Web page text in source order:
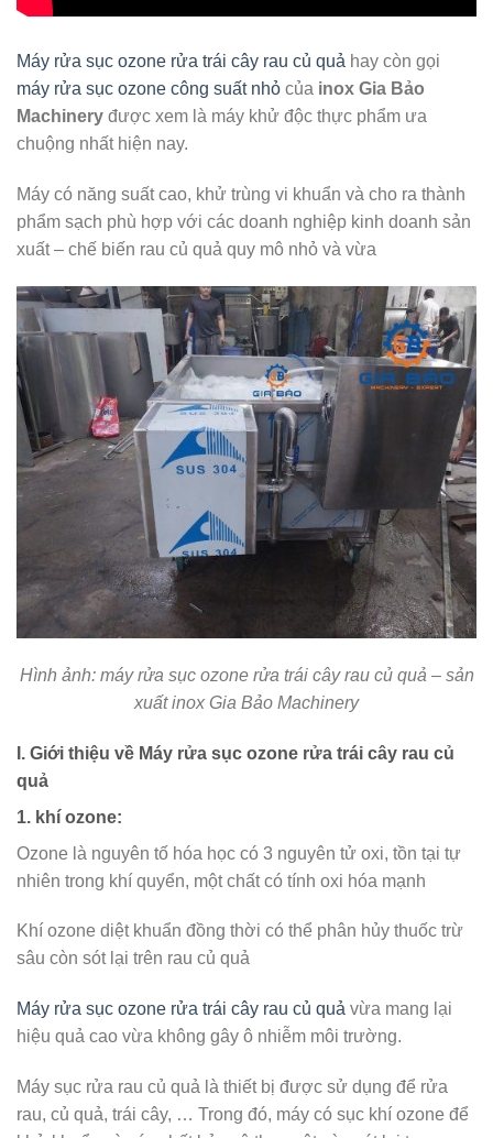
Máy rửa sục ozone rửa trái cây rau củ quả hay còn gọi
máy rửa sục ozone công suất nhỏ của inox Gia Bảo
Machinery được xem là máy khử độc thực phẩm ưa
chuộng nhất hiện nay.
Máy có năng suất cao, khử trùng vi khuẩn và cho ra thành
phẩm sạch phù hợp với các doanh nghiệp kinh doanh sản
xuất – chế biến rau củ quả quy mô nhỏ và vừa
Hình ảnh: máy rửa sục ozone rửa trái cây rau củ quả – sản
xuất inox Gia Bảo Machinery
I. Giới thiệu về Máy rửa sục ozone rửa trái cây rau củ
quả
1. khí ozone:
Ozone là nguyên tố hóa học có 3 nguyên tử oxi, tồn tại tự
nhiên trong khí quyển, một chất có tính oxi hóa mạnh
Khí ozone diệt khuẩn đồng thời có thể phân hủy thuốc trừ
sâu còn sót lại trên rau củ quả
Máy rửa sục ozone rửa trái cây rau củ quả vừa mang lại
hiệu quả cao vừa không gây ô nhiễm môi trường.
Máy sục rửa rau củ quả là thiết bị được sử dụng để rửa
rau, củ quả, trái cây, … Trong đó, máy có sục khí ozone để